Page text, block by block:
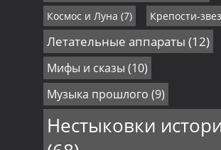
Космос и Луна (7) Крепости-
Летательные аппараты (12)
Мифы и сказы (10)
Музыка прошлого (9)
Нестыковки